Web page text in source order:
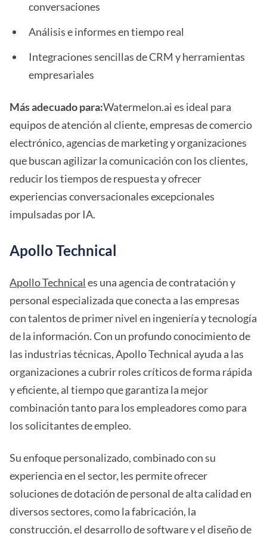
conversaciones
Análisis e informes en tiempo real
Integraciones sencillas de CRM y herramientas
empresariales
Más adecuado para:Watermelon.ai es ideal para
equipos de atención al cliente, empresas de comercio
electrónico, agencias de marketing y organizaciones
que buscan agilizar la comunicación con los clientes,
reducir los tiempos de respuesta y ofrecer
experiencias conversacionales excepcionales
impulsadas por IA.
Apollo Technical
Apollo Technical es una agencia de contratación y
personal especializada que conecta a las empresas
con talentos de primer nivel en ingeniería y tecnología
de la información. Con un profundo conocimiento de
las industrias técnicas, Apollo Technical ayuda a las
organizaciones a cubrir roles críticos de forma rápida
y eficiente, al tiempo que garantiza la mejor
combinación tanto para los empleadores como para
los solicitantes de empleo.
Su enfoque personalizado, combinado con su
experiencia en el sector, les permite ofrecer
soluciones de dotación de personal de alta calidad en
diversos sectores, como la fabricación, la
construcción, el desarrollo de software y el diseño de